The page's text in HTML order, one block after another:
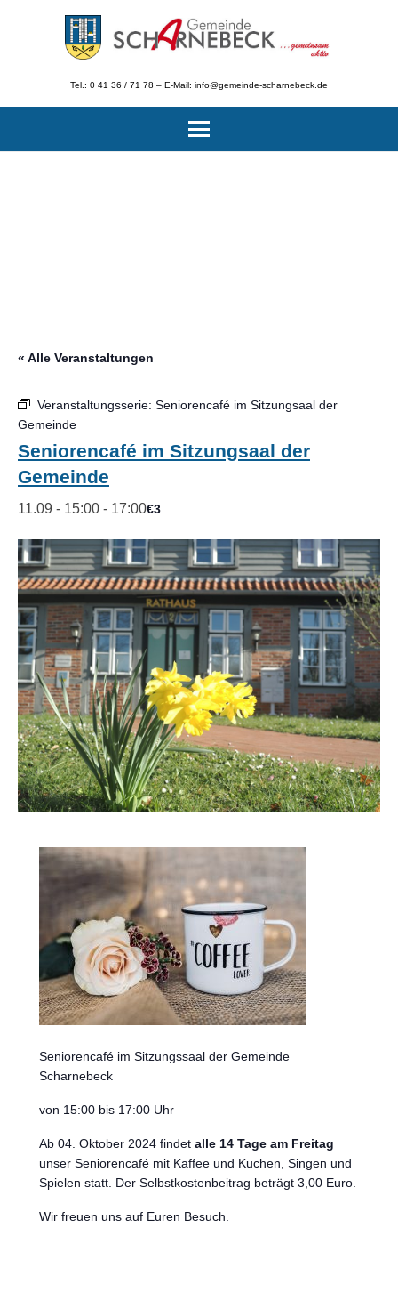
Tel.: 0 41 36 / 71 78 – E-Mail: info@gemeinde-scharnebeck.de
« Alle Veranstaltungen
Veranstaltungsserie: Seniorencafé im Sitzungsaal der
Gemeinde
Seniorencafé im Sitzungsaal der
Gemeinde
11.09 - 15:00 - 17:00€3
Seniorencafé im Sitzungssaal der Gemeinde
Scharnebeck
von 15:00 bis 17:00 Uhr
Ab 04. Oktober 2024 findet alle 14 Tage am Freitag
unser Seniorencafé mit Kaffee und Kuchen, Singen und
Spielen statt. Der Selbstkostenbeitrag beträgt 3,00 Euro.
Wir freuen uns auf Euren Besuch.